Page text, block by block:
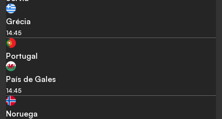
Grécia
14:45
Portugal
País de Gales
14:45
Noruega